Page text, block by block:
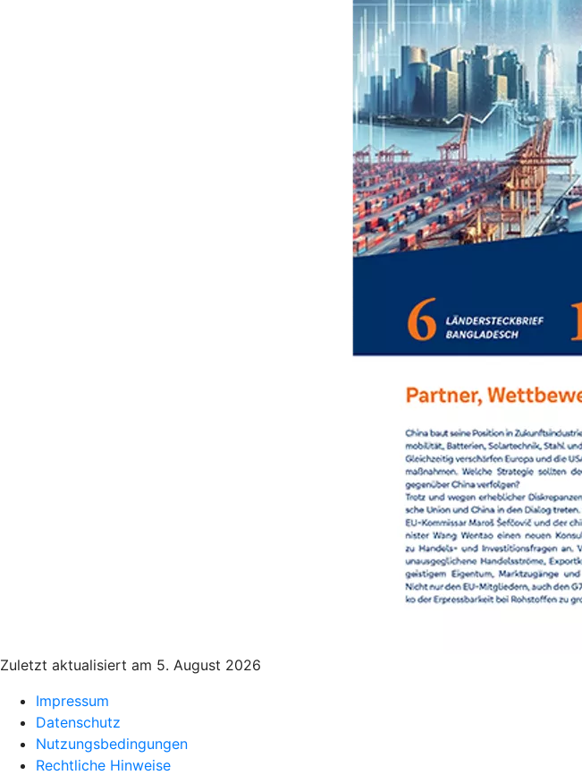
Zuletzt aktualisiert am 5. August 2026
Impressum
Datenschutz
Nutzungsbedingungen
Rechtliche Hinweise